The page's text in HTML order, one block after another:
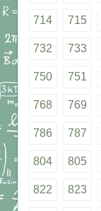
714 715
732 733
750 751
768 769
786 787
804 805
822 823